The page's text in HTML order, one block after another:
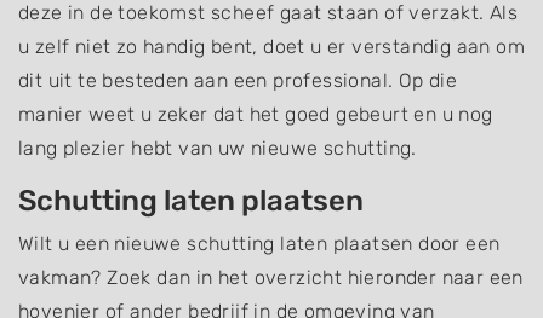
deze in de toekomst scheef gaat staan of verzakt. Als
u zelf niet zo handig bent, doet u er verstandig aan om
dit uit te besteden aan een professional. Op die
manier weet u zeker dat het goed gebeurt en u nog
lang plezier hebt van uw nieuwe schutting.
Schutting laten plaatsen
Wilt u een nieuwe schutting laten plaatsen door een
vakman? Zoek dan in het overzicht hieronder naar een
hovenier of ander bedrijf in de omgeving van